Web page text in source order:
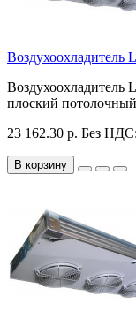
Воздухоохладитель
Воздухоохладитель
плоский
23 162.30 р. Без
В корзину